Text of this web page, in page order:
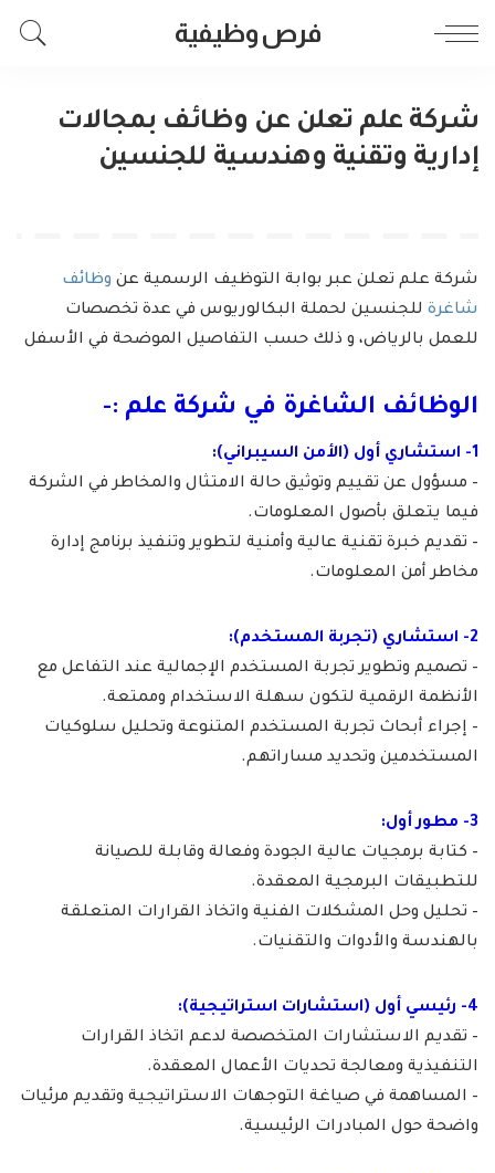
فرص وظيفية
شركة علم تعلن عن وظائف بمجالات
إدارية وتقنية وهندسية للجنسين
شركة علم تعلن عبر بوابة التوظيف الرسمية عن وظائف
شاغرة للجنسين لحملة البكالوريوس في عدة تخصصات
للعمل بالرياض، و ذلك حسب التفاصيل الموضحة في الأسفل
الوظائف الشاغرة في شركة علم :-
1- استشاري أول (الأمن السيبراني):
– مسؤول عن تقييم وتوثيق حالة الامتثال والمخاطر في الشركة
فيما يتعلق بأصول المعلومات.
– تقديم خبرة تقنية عالية وأمنية لتطوير وتنفيذ برنامج إدارة
مخاطر أمن المعلومات.
2- استشاري (تجربة المستخدم):
– تصميم وتطوير تجربة المستخدم الإجمالية عند التفاعل مع
الأنظمة الرقمية لتكون سهلة الاستخدام وممتعة.
– إجراء أبحاث تجربة المستخدم المتنوعة وتحليل سلوكيات
المستخدمين وتحديد مساراتهم.
3- مطور أول:
– كتابة برمجيات عالية الجودة وفعالة وقابلة للصيانة
للتطبيقات البرمجية المعقدة.
– تحليل وحل المشكلات الفنية واتخاذ القرارات المتعلقة
بالهندسة والأدوات والتقنيات.
4- رئيسي أول (استشارات استراتيجية):
– تقديم الاستشارات المتخصصة لدعم اتخاذ القرارات
التنفيذية ومعالجة تحديات الأعمال المعقدة.
– المساهمة في صياغة التوجهات الاستراتيجية وتقديم مرئيات
واضحة حول المبادرات الرئيسية.